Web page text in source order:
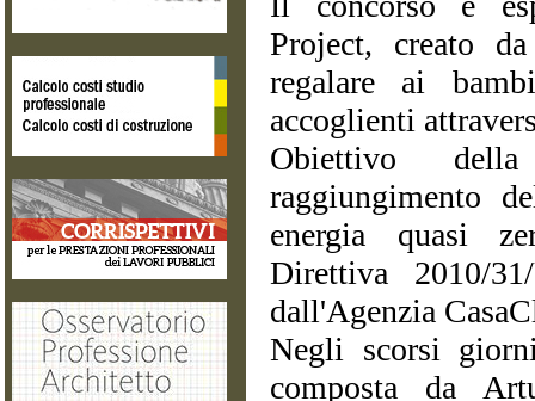
Project, creato
regalare ai
accoglienti
Obiettivo
raggiungimento
energia quasi
Direttiva 2010/
dall'Agenzia
Negli scorsi
composta da